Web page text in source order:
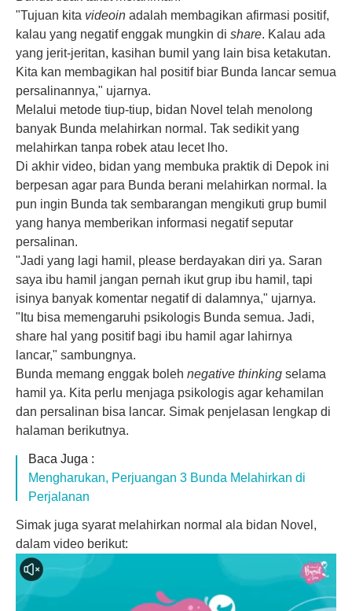
"Tujuan kita videoin adalah membagikan afirmasi positif,
kalau yang negatif enggak mungkin di share. Kalau ada
yang jerit-jeritan, kasihan bumil yang lain bisa ketakutan.
Kita kan membagikan hal positif biar Bunda lancar semua
persalinannya," ujarnya.
Melalui metode tiup-tiup, bidan Novel telah menolong
banyak Bunda melahirkan normal . Tak sedikit yang
melahirkan tanpa robek atau lecet lho.
Di akhir video, bidan yang membuka praktik di Depok ini
berpesan agar para Bunda berani melahirkan normal. Ia
pun ingin Bunda tak sembarangan mengikuti grup bumil
yang hanya memberikan informasi negatif seputar
persalinan.
"Jadi yang lagi hamil, please berdayakan diri ya. Saran
saya ibu hamil jangan pernah ikut grup ibu hamil, tapi
isinya banyak komentar negatif di dalamnya," ujarnya.
"Itu bisa memengaruhi psikologis Bunda semua. Jadi,
share hal yang positif bagi ibu hamil agar lahirnya
lancar," sambungnya.
Bunda memang enggak boleh negative thinking selama
hamil ya. Kita perlu menjaga psikologis agar kehamilan
dan persalinan bisa lancar. Simak penjelasan lengkap di
halaman berikutnya.
Baca Juga :
Mengharukan, Perjuangan 3 Bunda Melahirkan di
Perjalanan
Simak juga syarat melahirkan normal ala bidan Novel,
dalam video berikut: